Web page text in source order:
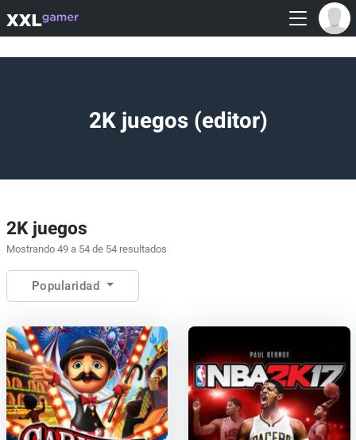
2K juegos (editor)
2K juegos
Mostrando 49 a 54 de 54 resultados
Popularidad